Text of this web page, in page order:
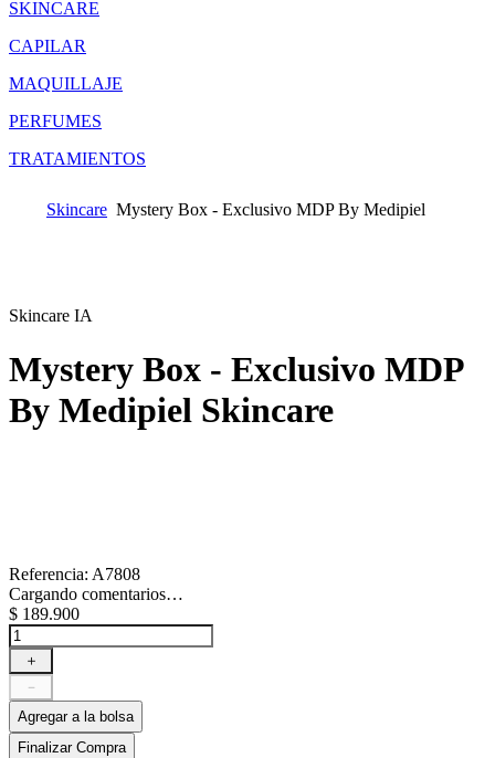
SKINCARE
CAPILAR
MAQUILLAJE
PERFUMES
TRATAMIENTOS
Skincare Mystery Box - Exclusivo MDP By Medipiel
Skincare IA
Mystery Box - Exclusivo MDP
By Medipiel Skincare
Referencia: A7808
Cargando comentarios…
$ 189.900
＋
－
Agregar a la bolsa
Finalizar Compra